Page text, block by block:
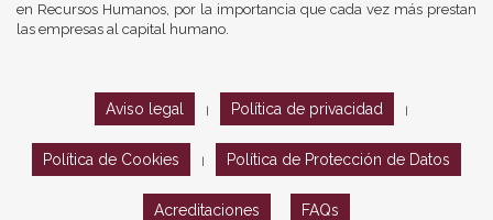
en Recursos Humanos, por la importancia que cada vez más prestan
las empresas al capital humano.
Aviso legal Política de privacidad
Política de Cookies Política de Protección de Datos
Acreditaciones FAQs